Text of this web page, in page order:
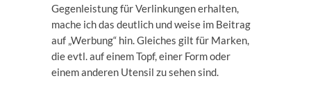
Gegenleistung für Verlinkungen erhalten,
mache ich das deutlich und weise im Beitrag
auf „Werbung“ hin. Gleiches gilt für Marken,
die evtl. auf einem Topf, einer Form oder
einem anderen Utensil zu sehen sind.